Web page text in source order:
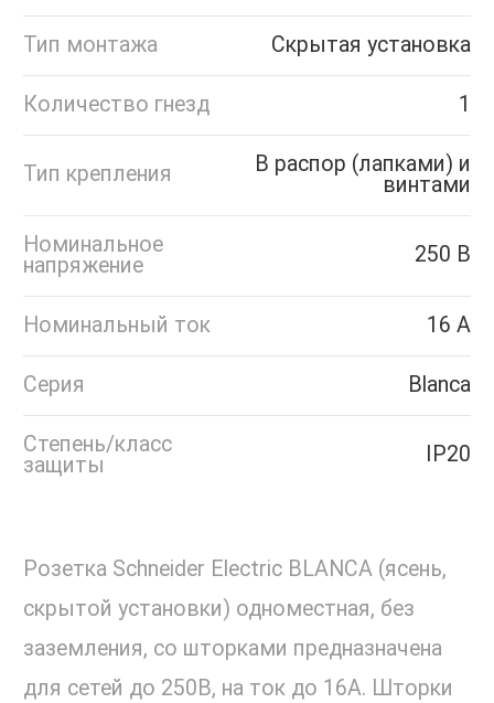
Тип монтажа Скрытая установка
Количество гнезд 1
Тип крепления
В распор (лапками) и
винтами
Номинальное
напряжение
250 В
Номинальный ток 16 А
Серия Blanca
Степень/класс
защиты
IP20
Розетка Schneider Electric BLANCA (ясень,
скрытой установки) одноместная, без
заземления, со шторками предназначена
для сетей до 250В, на ток до 16А. Шторки